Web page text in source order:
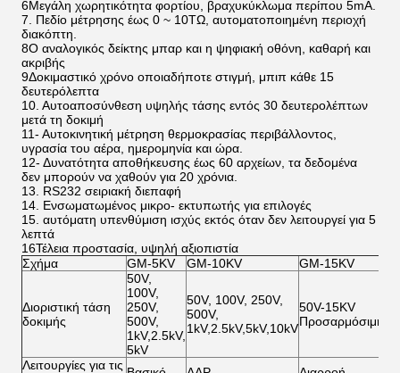
6Μεγάλη χωρητικότητα φορτίου, βραχυκύκλωμα περίπου 5mA.
7. Πεδίο μέτρησης έως 0 ~ 10TΩ, αυτοματοποιημένη περιοχή
διακόπτη.
8Ο αναλογικός δείκτης μπαρ και η ψηφιακή οθόνη, καθαρή και
ακριβής
9Δοκιμαστικό χρόνο οποιαδήποτε στιγμή, μπιπ κάθε 15
δευτερόλεπτα
10. Αυτοαποσύνθεση υψηλής τάσης εντός 30 δευτερολέπτων
μετά τη δοκιμή
11- Αυτοκινητική μέτρηση θερμοκρασίας περιβάλλοντος,
υγρασία του αέρα, ημερομηνία και ώρα.
12- Δυνατότητα αποθήκευσης έως 60 αρχείων, τα δεδομένα
δεν μπορούν να χαθούν για 20 χρόνια.
13. RS232 σειριακή διεπαφή
14. Ενσωματωμένος μικρο- εκτυπωτής για επιλογές
15. αυτόματη υπενθύμιση ισχύς εκτός όταν δεν λειτουργεί για 5
λεπτά
16Τέλεια προστασία, υψηλή αξιοπιστία
Σχήμα
GM-5KV GM-10KV GM-15KV
Διοριστική τάση
δοκιμής
50V,
100V,
250V,
500V,
1kV,2.5kV,
5kV
50V, 100V, 250V,
500V,
1kV,2.5kV,5kV,10kV
50V-15KV
Προσαρμόσιμη
Λειτουργίες για τις